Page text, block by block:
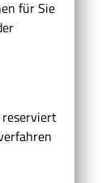
für Sie
reserviert